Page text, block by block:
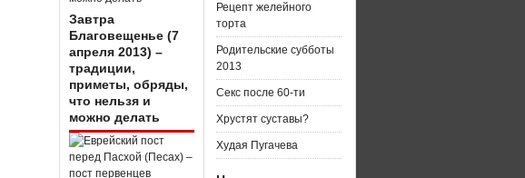
Завтра
Благовещенье (7
апреля 2013) –
традиции,
приметы, обряды,
что нельзя и
можно делать
Рецепт желейного
торта
Родительские субботы
2013
Секс после 60-ти
Хрустят суставы?
Худая Пугачева